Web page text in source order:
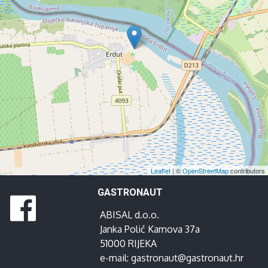
Leaflet| ©OpenStreetMapcontributors
GASTRONAUT
ABISAL d.o.o.
Janka Polić Kamova 37a
51000 RIJEKA
e-mail: gastronaut@gastronaut.hr